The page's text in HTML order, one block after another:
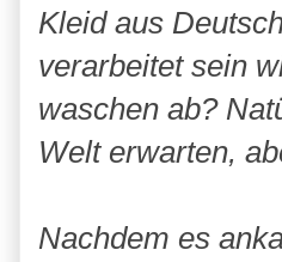
Kleid aus
verarbeitet sein
waschen ab?
Welt erwarten,
Nachdem es